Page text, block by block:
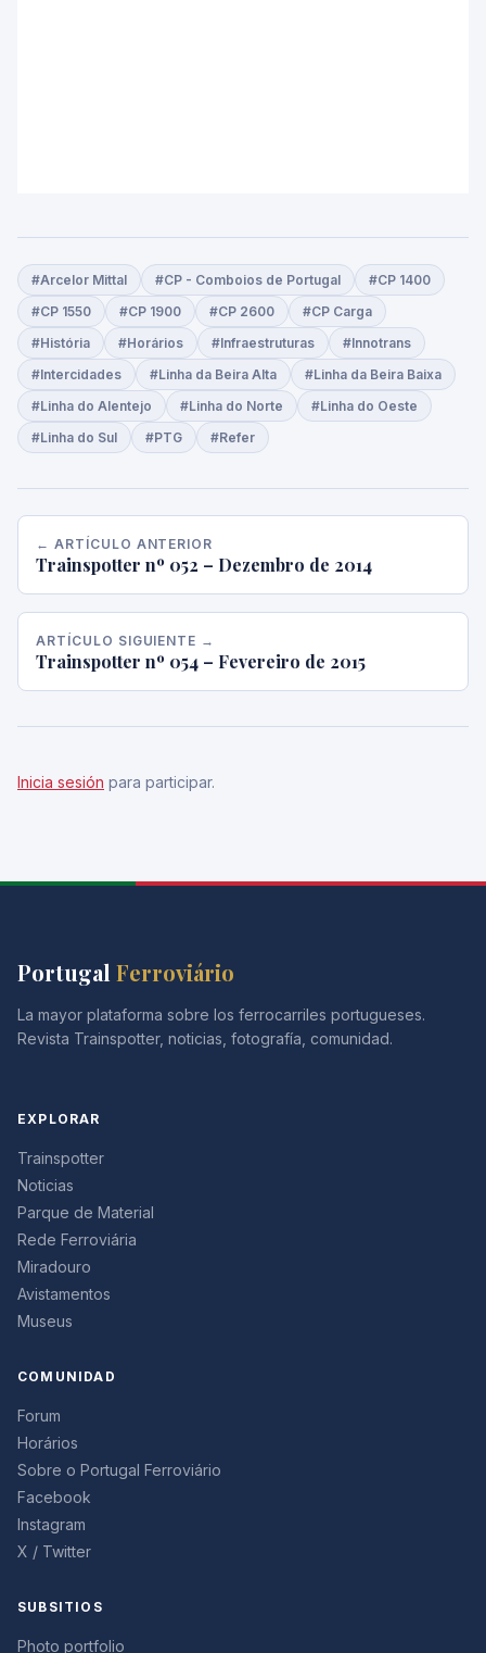
#Arcelor Mittal #CP - Comboios de Portugal
#CP 1400
#CP 1550
#CP 1900 #CP 2600
#CP Carga
#História
#Horários #Infraestruturas
#Innotrans
#Intercidades
#Linha da Beira Alta
#Linha da Beira Baixa
#Linha do Alentejo
#Linha do Norte
#Linha do Oeste
#Linha do Sul
#PTG #Refer
← ARTÍCULO ANTERIOR
Trainspotter nº 052 – Dezembro de 2014
ARTÍCULO SIGUIENTE →
Trainspotter nº 054 – Fevereiro de 2015
Inicia sesión para participar.
Portugal Ferroviário
La mayor plataforma sobre los ferrocarriles portugueses.
Revista Trainspotter, noticias, fotografía, comunidad.
EXPLORAR
Trainspotter
Noticias
Parque de Material
Rede Ferroviária
Miradouro
Avistamentos
Museus
COMUNIDAD
Forum
Horários
Sobre o Portugal Ferroviário
Facebook
Instagram
X / Twitter
SUBSITIOS
Photo portfolio